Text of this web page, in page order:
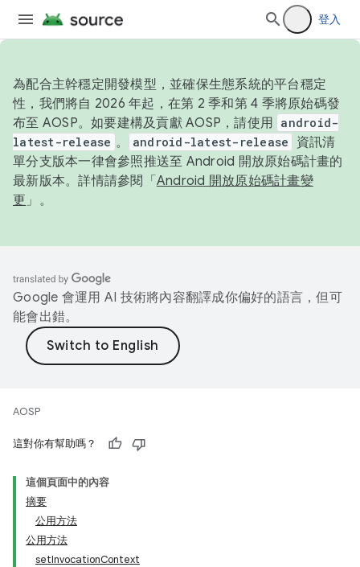
登入
為配合主幹穩定開發模型，並確保生態系統的平台穩定
性，我們將自 2026 年起，在第 2 季和第 4 季將原始碼發
布至 AOSP。如要建構及貢獻 AOSP，請使用 android-
latest-release 。 android-latest-release
資訊清
單分支版本一律會參照推送至 Android 開放原始碼計畫的
最新版本。詳情請參閱「 Android 開放原始碼計畫變
更 」。
Google 會運用 AI 技術將內容翻譯成你偏好的語言，但可
能會出錯。
AOSP
這對你有幫助嗎？
這個頁面中的內容
摘要
公用方法
公用方法
setInvocationContext